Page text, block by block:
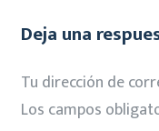
Deja una
Tu dirección de
Los campos